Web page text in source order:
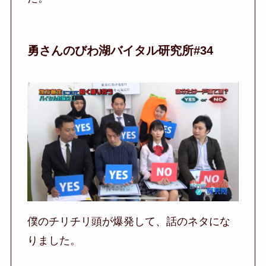
勇さんのびわ湖バイタル研究所#34
僕のチリチリ頭が爆発して、話のネタにな
りました。